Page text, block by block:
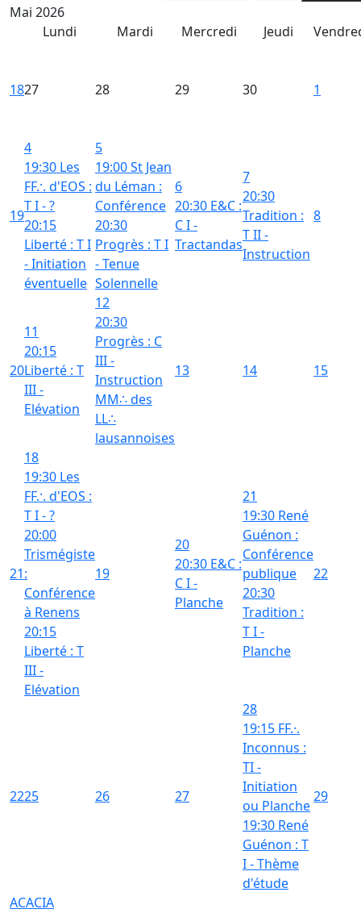
Mai 2026
Lundi
Mardi Mercredi Jeudi
1827 28 29 30 1
19
4
19:30 Les
FF.·. d'EOS :
T I - ?
20:15
Liberté : T I
- Initiation
éventuelle
5
19:00 St Jean
du Léman :
Conférence
20:30
Progrès : T I
- Tenue
Solennelle
6
20:30 E&C :
C I -
Tractandas
7
20:30
Tradition :
T II -
Instruction
8
20
11
20:15
Liberté : T
III -
Elévation
12
20:30
Progrès : C
III -
Instruction
MM∴ des
LL∴
lausannoises
13 14 15
21
18
19:30 Les
FF.·. d'EOS :
T I - ?
20:00
Trismégiste
:
Conférence
à Renens
20:15
Liberté : T
III -
Elévation
19
20
20:30 E&C :
C I -
Planche
21
19:30 René
Guénon :
Conférence
publique
20:30
Tradition :
T I -
Planche
22
2225 26 27
28
19:15 FF.·.
Inconnus :
TI -
Initiation
ou Planche
19:30 René
Guénon : T
I - Thème
d'étude
29
ACACIA